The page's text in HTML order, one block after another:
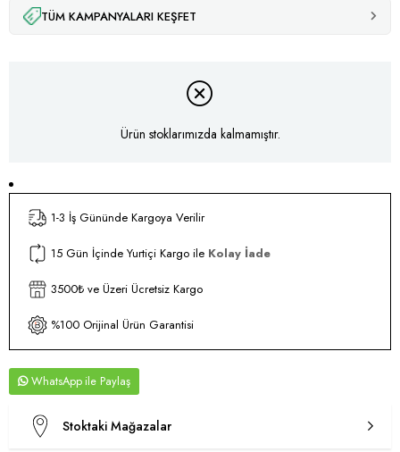
TÜM KAMPANYALARI KEŞFET
Ürün stoklarımızda kalmamıştır.
1-3 İş Gününde Kargoya Verilir
15 Gün İçinde Yurtiçi Kargo ile Kolay İade
3500₺ ve Üzeri Ücretsiz Kargo
%100 Orijinal Ürün Garantisi
WhatsApp
Stoktaki Mağazalar